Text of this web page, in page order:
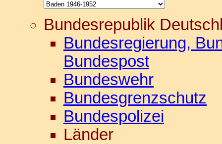
Bundesrepublik
Bundesregierung,
Bundespost
Bundeswehr
Bundesgrenzschutz
Bundespolizei
Länder